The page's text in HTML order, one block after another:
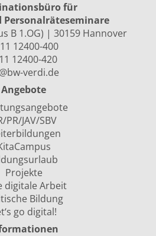
für
Personalräte­seminare
B 1.OG) | 30159 Hannover
12400-400
12400-420
verdi.de
Angebote
PR/JAV/SBV
Projekte
digitale Arbeit
Bildung
go digital!